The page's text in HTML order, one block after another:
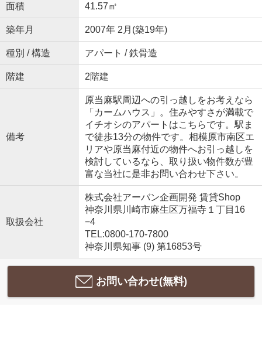
面積 41.57㎡
築年月 2007年 2月(築19年)
種別 / 構造 アパート / 鉄骨造
階建 2階建
備考
原当麻駅周辺への引っ越しをお考えなら
「カームハウス」。住みやすさが満載で
イチオシのアパートはこちらです。駅ま
で徒歩13分の物件です。相模原市南区エ
リアや原当麻付近の物件へお引っ越しを
検討しているなら、取り扱い物件数が豊
富な当社に是非お問い合わせ下さい。
取扱会社
株式会社アーバン企画開発 賃貸Shop
神奈川県川崎市麻生区万福寺１丁目16
−4
TEL:0800-170-7800
神奈川県知事 (9) 第16853号
お問い合わせ(無料)